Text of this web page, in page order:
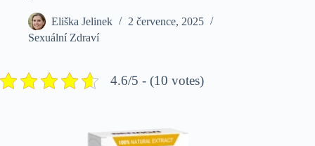
Eliška Jelinek
2 července, 2025
Sexuální Zdraví
4.6/5 - (10 votes)